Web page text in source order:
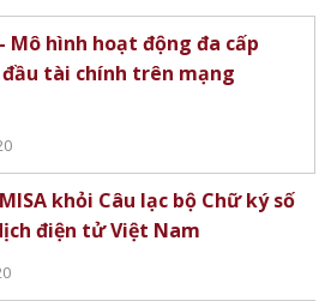
Mô hình hoạt động đa cấp
tài chính trên mạng
khỏi Câu lạc bộ Chữ ký số
điện tử Việt Nam